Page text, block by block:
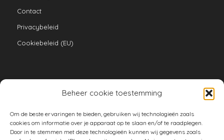
Beheer cookie toestemming
Om de beste ervaringen te bieden, gebruiken wij technologieën zoals
cookies om informatie over je apparaat op te slaan en/of te raadplegen.
Door in te stemmen met deze technologieën kunnen wij gegevens zoals
Contact
Privacybeleid
Cookiebeleid (EU)
armoe keuken
duurzaam